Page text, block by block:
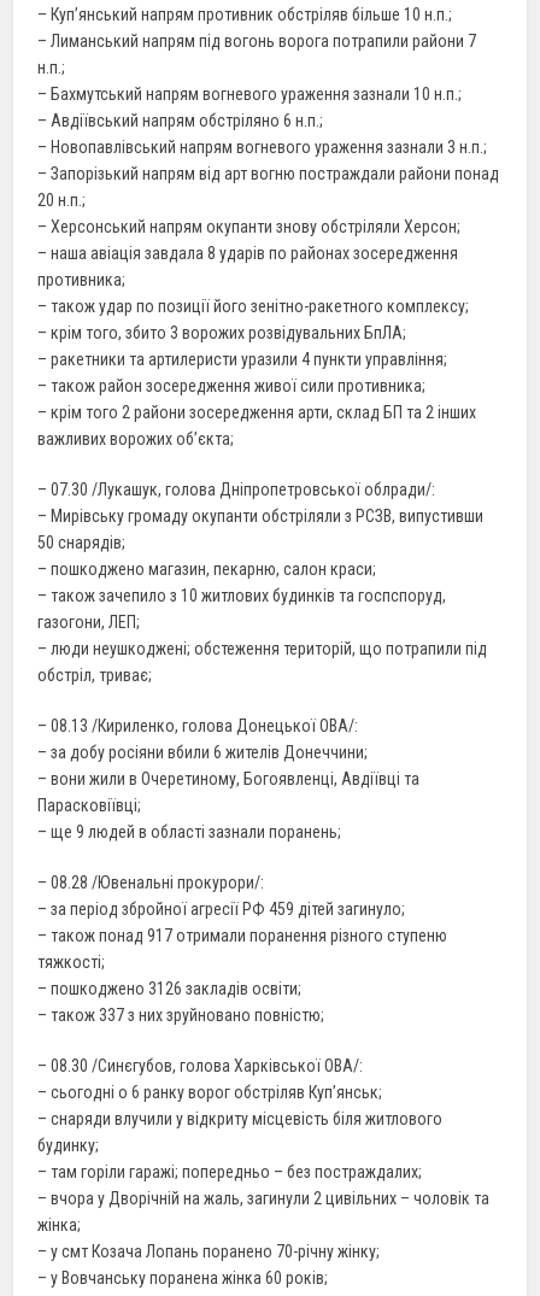
– Куп’янський напрям противник обстріляв більше 10 н.п.;
– Лиманський напрям під вогонь ворога потрапили райони 7
н.п.;
– Бахмутський напрям вогневого ураження зазнали 10 н.п.;
– Авдіївський напрям обстріляно 6 н.п.;
– Новопавлівський напрям вогневого ураження зазнали 3 н.п.;
– Запорізький напрям від арт вогню постраждали райони понад
20 н.п.;
– Херсонський напрям окупанти знову обстріляли Херсон;
– наша авіація завдала 8 ударів по районах зосередження
противника;
– також удар по позиції його зенітно-ракетного комплексу;
– крім того, збито 3 ворожих розвідувальних БпЛА;
– ракетники та артилеристи уразили 4 пункти управління;
– також район зосередження живої сили противника;
– крім того 2 райони зосередження арти, склад БП та 2 інших
важливих ворожих об’єкта;
– 07.30 /Лукашук, голова Дніпропетровської облради/:
– Мирівську громаду окупанти обстріляли з РСЗВ, випустивши
50 снарядів;
– пошкоджено магазин, пекарню, салон краси;
– також зачепило з 10 житлових будинків та госпспоруд,
газогони, ЛЕП;
– люди неушкоджені; обстеження територій, що потрапили під
обстріл, триває;
– 08.13 /Кириленко, голова Донецької ОВА/:
– за добу росіяни вбили 6 жителів Донеччини;
– вони жили в Очеретиному, Богоявленці, Авдіївці та
Парасковіївці;
– ще 9 людей в області зазнали поранень;
– 08.28 /Ювенальні прокурори/:
– за період збройної агресії РФ 459 дітей загинуло;
– також понад 917 отримали поранення різного ступеню
тяжкості;
– пошкоджено 3126 закладів освіти;
– також 337 з них зруйновано повністю;
– 08.30 /Синєгубов, голова Харківської ОВА/:
– сьогодні о 6 ранку ворог обстріляв Куп’янськ;
– снаряди влучили у відкриту місцевість біля житлового
будинку;
– там горіли гаражі; попередньо – без постраждалих;
– вчора у Дворічній на жаль, загинули 2 цивільних – чоловік та
жінка;
– у смт Козача Лопань поранено 70-річну жінку;
– у Вовчанську поранена жінка 60 років;